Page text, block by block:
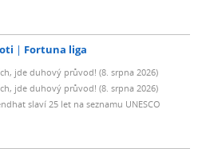
Fortuna liga
jde duhový průvod! (8. srpna 2026)
jde duhový průvod! (8. srpna 2026)
slaví 25 let na seznamu UNESCO